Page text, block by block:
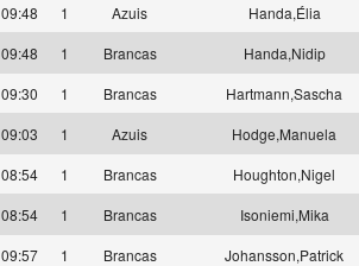
09:48
1 Azuis Handa,Élia
09:48
1 Brancas Handa,Nidip
09:30
1 Brancas Hartmann,Sascha
09:03
1 Azuis Hodge,Manuela
08:54
1 Brancas Houghton,Nigel
08:54
1 Brancas Isoniemi,Mika
09:57
1 Brancas Johansson,Patrick